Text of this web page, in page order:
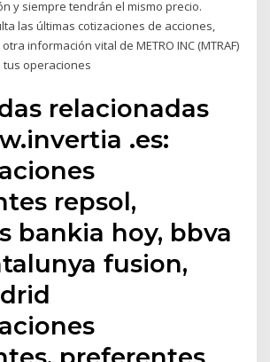
y siempre tendrán el mismo precio.
las últimas cotizaciones de acciones,
información vital de METRO INC (MTRAF)
operaciones
relacionadas
.es:
repsol,
bankia hoy, bbva
fusion,